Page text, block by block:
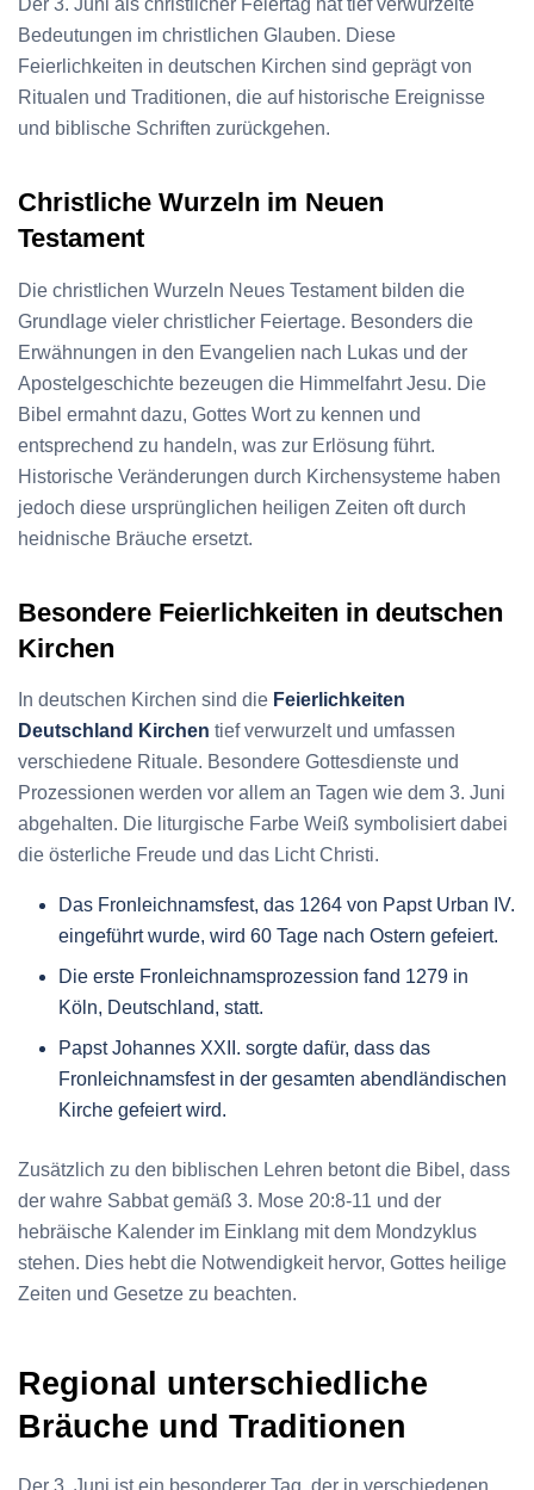
Der 3. Juni als christlicher Feiertag hat tief verwurzelte
Bedeutungen im christlichen Glauben. Diese
Feierlichkeiten in deutschen Kirchen sind geprägt von
Ritualen und Traditionen, die auf historische Ereignisse
und biblische Schriften zurückgehen.
Christliche Wurzeln im Neuen
Testament
Die christlichen Wurzeln Neues Testament bilden die
Grundlage vieler christlicher Feiertage. Besonders die
Erwähnungen in den Evangelien nach Lukas und der
Apostelgeschichte bezeugen die Himmelfahrt Jesu. Die
Bibel ermahnt dazu, Gottes Wort zu kennen und
entsprechend zu handeln, was zur Erlösung führt.
Historische Veränderungen durch Kirchensysteme haben
jedoch diese ursprünglichen heiligen Zeiten oft durch
heidnische Bräuche ersetzt.
Besondere Feierlichkeiten in deutschen
Kirchen
In deutschen Kirchen sind die Feierlichkeiten
Deutschland Kirchen tief verwurzelt und umfassen
verschiedene Rituale. Besondere Gottesdienste und
Prozessionen werden vor allem an Tagen wie dem 3. Juni
abgehalten. Die liturgische Farbe Weiß symbolisiert dabei
die österliche Freude und das Licht Christi.
Das Fronleichnamsfest, das 1264 von Papst Urban IV.
eingeführt wurde, wird 60 Tage nach Ostern gefeiert.
Die erste Fronleichnamsprozession fand 1279 in
Köln, Deutschland, statt.
Papst Johannes XXII. sorgte dafür, dass das
Fronleichnamsfest in der gesamten abendländischen
Kirche gefeiert wird.
Zusätzlich zu den biblischen Lehren betont die Bibel, dass
der wahre Sabbat gemäß 3. Mose 20:8-11 und der
hebräische Kalender im Einklang mit dem Mondzyklus
stehen. Dies hebt die Notwendigkeit hervor, Gottes heilige
Zeiten und Gesetze zu beachten.
Regional unterschiedliche
Bräuche und Traditionen
Der 3. Juni ist ein besonderer Tag, der in verschiedenen